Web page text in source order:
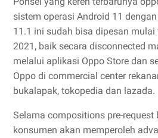
sistem operasi Android 11
11.1 ini sudah bisa dipesan
2021, baik secara disconnected
melalui aplikasi Oppo Store dan
Oppo di commercial center
bukalapak, tokopedia dan lazada.
Selama compositions pre-request
konsumen akan memperoleh